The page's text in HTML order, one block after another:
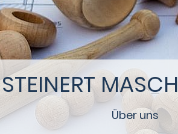
STEINERT
Über uns